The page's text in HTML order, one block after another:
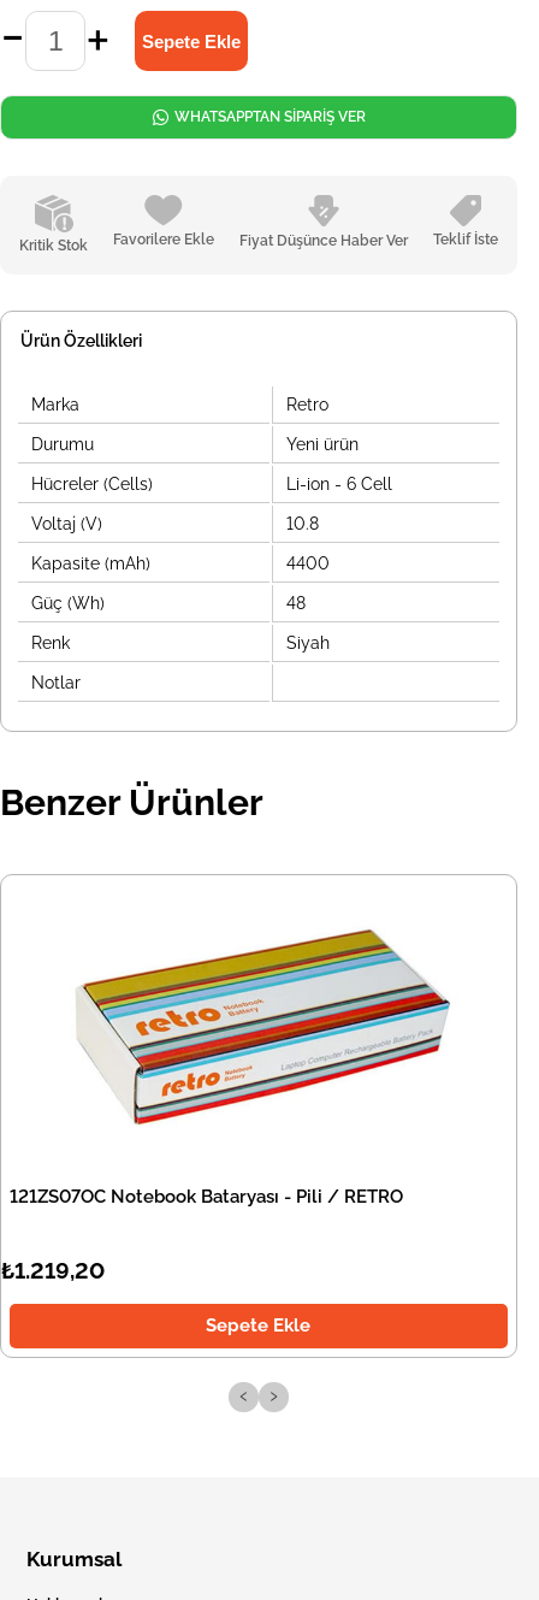
Kritik Stok Favorilere Ekle Fiyat Düşünce Haber Ver Teklif İste
WHATSAPPTAN SİPARİŞ VER
Ürün Özellikleri
Marka Retro
Durumu Yeni ürün
Hücreler (Cells) Li-ion - 6 Cell
Voltaj (V) 10.8
Kapasite (mAh) 4400
Güç (Wh) 48
Renk Siyah
Notlar
Benzer Ürünler
121ZS07OC Notebook Bataryası - Pili / RETRO
₺1.219,20
Sepete Ekle
‹ ›
Kurumsal